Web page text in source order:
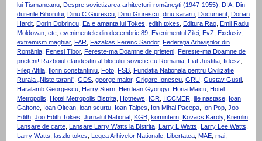
lui Tismaneanu, Despre sovietizarea arhitecturii româneşti (1947-1955), DIA, Din
durerile Bihorului, Dinu C Giurescu, Dinu Giurescu, dinu sararu, Document, Dorian
Hardt, Dorin Dobrincu, Ea e amanta lui Tokes, edith tokes, Editura Rao, Emil Radu
Moldovan, etc, evenimentele din decembrie 89, Evenimentul Zilei, EvZ, Exclusiv,
extremism maghiar, FAR, Fazakas Ferenc Sandor, Federaţia Arhiviştilor din
România, Fenesi Tibor, Fereste-ma Doamne de prieteni, Fereste-ma Doamne de
prieteni! Razboiul clandestin al blocului sovietic cu Romania, Fiat Justitia, fidesz,
Filep Attila, florin constantiniu, Foto, FSB, Fundatia Nationala pentru Civilizatie
Rurala „Niste tarani’’, GDS, george maior, Grigore Ionescu, GRU, Gustav Gusti,
Haralamb Georgescu, Harry Stern, Herdean Gyongyi, Horia Maicu, Hotel
Metropolis, Hotel Metropolis Bistrita, Hotnews, ICR, IICCMER, ilie nastase, Ioan
Gaftone, Ioan Oltean, ioan scurtu, Ioan Talpes, Ion Mihai Pacepa, Ion Pop, Joo
Edith, Joo Edith Tokes, Jurnalul National , KGB, komintern, Kovacs Karoly, Kremlin,
Lansare de carte, Lansare Larry Watts la Bistrita, Larry L Watts, Larry Lee Watts,
Larry Watts, laszlo tokes, Legea Arhivelor Nationale, Libertatea, MAE, mai,